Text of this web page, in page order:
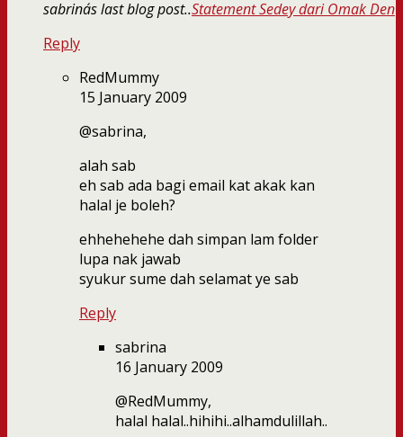
sabrina´s last blog post..Statement Sedey dari Omak Den
Reply
RedMummy
15 January 2009
@sabrina,
alah sab
eh sab ada bagi email kat akak kan
halal je boleh?
ehhehehehe dah simpan lam folder
lupa nak jawab
syukur sume dah selamat ye sab
Reply
sabrina
16 January 2009
@RedMummy,
halal halal..hihihi..alhamdulillah..